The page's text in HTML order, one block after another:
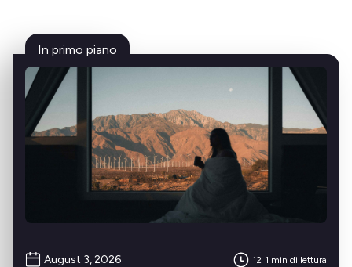
In primo piano
August 3, 2026 12 1 min di lettura